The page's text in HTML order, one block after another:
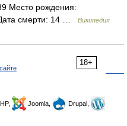
Место рождения:
смерти: 14 …
Википедия
18+
Joomla,
Drupal,